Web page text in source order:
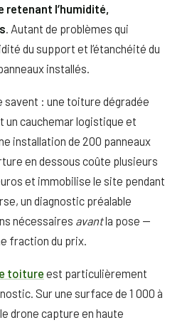
retenant l’humidité,
. Autant de problèmes qui
du support et l’étanchéité du
installés.
savent : une toiture dégradée
un cauchemar logistique et
installation de 200 panneaux
en dessous coûte plusieurs
et immobilise le site pendant
un diagnostic préalable
nécessaires avantla pose —
fraction du prix.
toiture est particulièrement
Sur une surface de 1 000 à
drone capture en haute